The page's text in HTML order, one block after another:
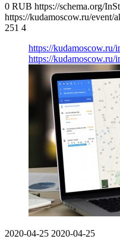
0 RUB https://schema.org/
https://kudamoscow.ru/event/
251 4
https://kudamoscow.ru/
https://kudamoscow.ru/
2020-04-25 2020-04-25